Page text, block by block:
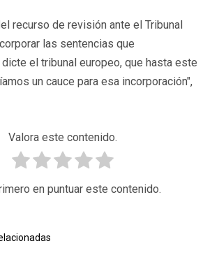
recurso de revisión ante el Tribunal
las sentencias que
el tribunal europeo, que hasta este
un cauce para esa incorporación",
Valora este contenido.
en puntuar este contenido.